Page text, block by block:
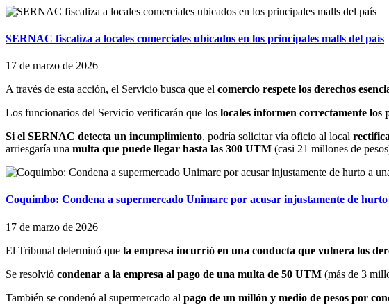
SERNAC fiscaliza a locales comerciales ubicados en los principales malls del país
17 de marzo de 2026
A través de esta acción, el Servicio busca que el comercio respete los derechos
Los funcionarios del Servicio verificarán que los locales informen correctamente los
Si el SERNAC detecta un incumplimiento, podría solicitar vía oficio al local
arriesgaría una multa que puede llegar hasta las 300 UTM (casi 21 millones de
Coquimbo: Condena a supermercado Unimarc por acusar injustamente de
17 de marzo de 2026
El Tribunal determinó que la empresa incurrió en una conducta que vulnera los
Se resolvió condenar a la empresa al pago de una multa de 50 UTM (más de 3
También se condenó al supermercado al pago de un millón y medio de pesos por